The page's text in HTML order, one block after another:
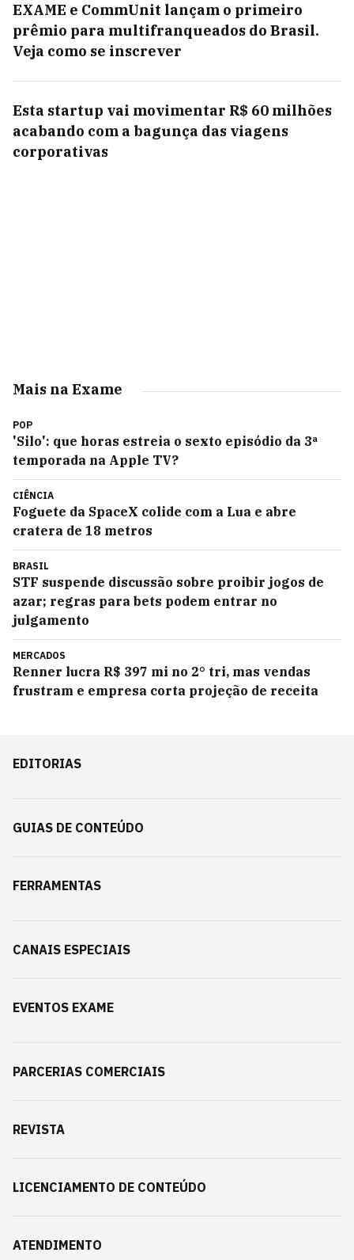
EXAME e CommUnit lançam o primeiro
prêmio para multifranqueados do Brasil.
Veja como se inscrever
Esta startup vai movimentar R$ 60 milhões
acabando com a bagunça das viagens
corporativas
Mais na Exame
POP
'Silo': que horas estreia o sexto episódio da 3ª
temporada na Apple TV?
CIÊNCIA
Foguete da SpaceX colide com a Lua e abre
cratera de 18 metros
BRASIL
STF suspende discussão sobre proibir jogos de
azar; regras para bets podem entrar no
julgamento
MERCADOS
Renner lucra R$ 397 mi no 2° tri, mas vendas
frustram e empresa corta projeção de receita
EDITORIAS
GUIAS DE CONTEÚDO
FERRAMENTAS
CANAIS ESPECIAIS
EVENTOS EXAME
PARCERIAS COMERCIAIS
REVISTA
LICENCIAMENTO DE CONTEÚDO
ATENDIMENTO